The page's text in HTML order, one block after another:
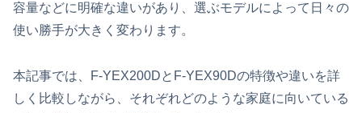
容量などに明確な違いがあり、選ぶモデルによって日々の
使い勝手が大きく変わります。
本記事では、F-YEX200DとF-YEX90Dの特徴や違いを詳
しく比較しながら、それぞれどのような家庭に向いている